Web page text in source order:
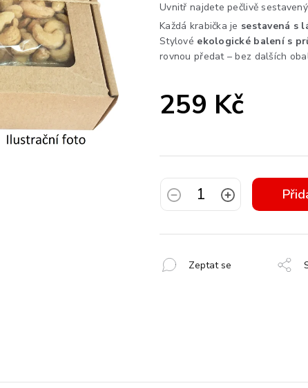
Uvnitř najdete pečlivě
Každá krabička je sestavená s
Stylové ekologické balení s
rovnou předat – bez dalších
259 Kč
Zeptat se